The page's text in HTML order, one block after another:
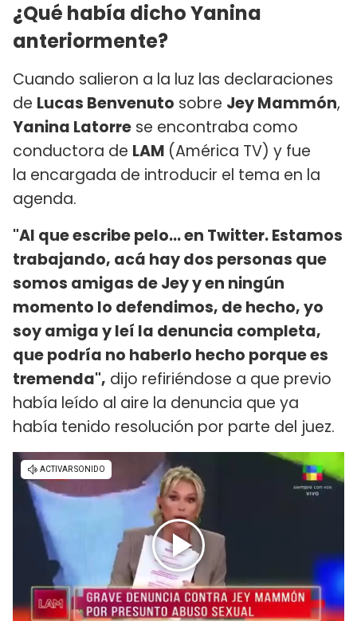
¿Qué había dicho Yanina
anteriormente?
Cuando salieron a la luz las declaraciones
de Lucas Benvenuto sobre Jey Mammón,
Yanina Latorre se encontraba como
conductora de LAM (América TV) y fue
la encargada de introducir el tema en la
agenda.
"Al que escribe pelo... en Twitter. Estamos
trabajando, acá hay dos personas que
somos amigas de Jey y en ningún
momento lo defendimos, de hecho, yo
soy amiga y leí la denuncia completa,
que podría no haberlo hecho porque es
tremenda", dijo refiriéndose a que previo
había leído al aire la denuncia que ya
había tenido resolución por parte del juez.